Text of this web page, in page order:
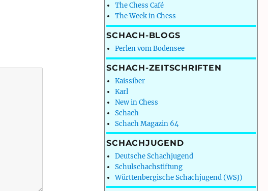
The Chess Café
The Week in Chess
SCHACH-BLOGS
Perlen vom Bodensee
SCHACH-ZEITSCHRIFTEN
Kaissiber
Karl
New in Chess
Schach
Schach Magazin 64
SCHACHJUGEND
Deutsche Schachjugend
Schulschachstiftung
Württenbergische Schachjugend (WSJ)